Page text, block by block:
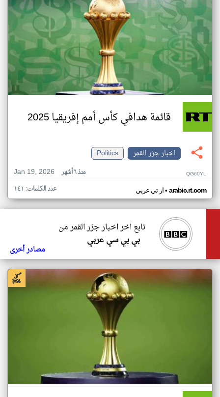
قائمة هدافي كأس أمم إفريقيا 2025
اخبار جزر القمر
Politics
Jan 19, 2026
منذ ٦ أشهر QG60YL
ار تي عربي• arabic.rt.com عدد الكلمات: ١٤١
تابع اخر اخبار جزر القمر من
بي بي سي عربي
مصادر أخرى